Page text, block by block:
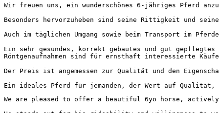
Wir freuen uns, ein wunderschönes 6-jähriges Pferd
Besonders hervorzuheben sind seine Rittigkeit und
Auch im täglichen Umgang sowie beim Transport im
Ein sehr gesundes, korrekt gebautes und gut gepflegtes
Röntgenaufnahmen sind für ernsthaft interessierte
Der Preis ist angemessen zur Qualität und den
Ein ideales Pferd für jemanden, der Wert auf Qualität,
We are pleased to offer a beautiful 6yo horse,